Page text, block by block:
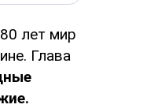
лет мир
Глава